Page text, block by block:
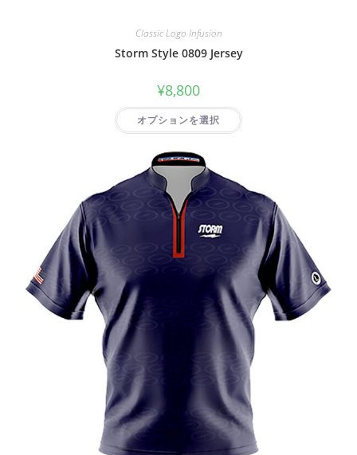
Classic Logo Infusion
Storm Style 0809 Jersey
¥8,800
オプションを選択